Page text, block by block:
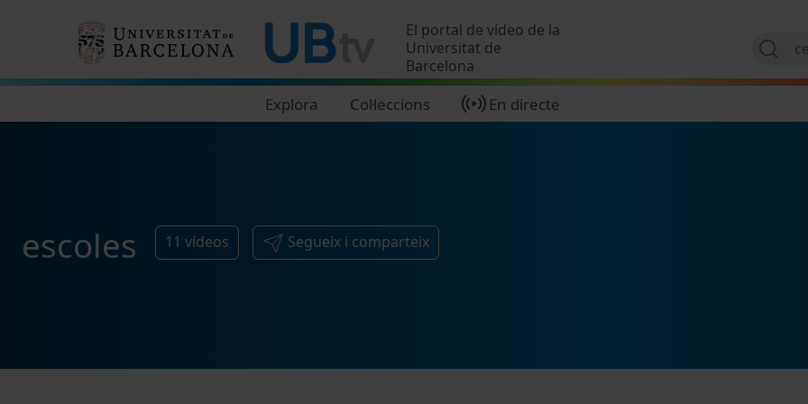
El portal de vídeo de la
Universitat de
Barcelona
Explora Col·leccions En directe
escoles 11 vídeos Segueix i comparteix